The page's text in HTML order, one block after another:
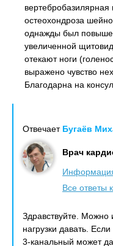
остеохондроза
однажды был
увеличенной
отекают ноги
выражено чувство
Благодарна на
Отвечает Бугаёв
Врач
Все ответы
Здравствуйте. Можно
нагрузки давать.
3-канальный может